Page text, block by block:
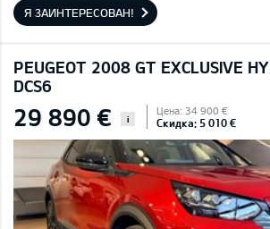
Я ЗАИНТЕРЕСОВАН!
PEUGEOT 2008 GT EXCLUSIVE
DCS6
29 890 € i
Цена: 34 900 €
Скидка: 5 010 €